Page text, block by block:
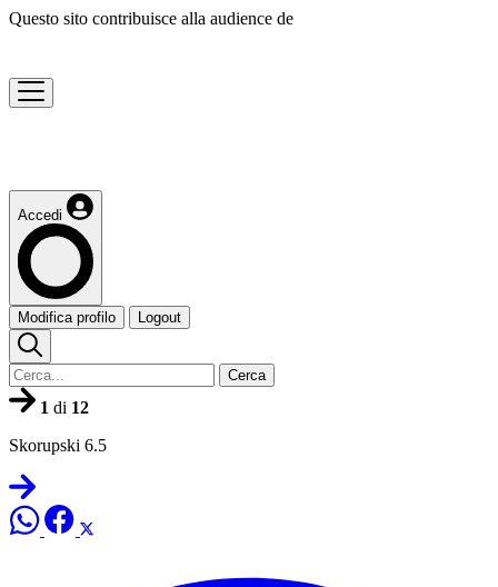
Questo sito contribuisce alla audience de
Accedi
Modifica profilo Logout
Cerca
1 di 12
Skorupski 6.5